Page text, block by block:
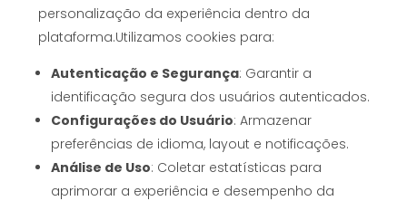
personalização da experiência dentro da
plataforma.Utilizamos cookies para:
Autenticação e Segurança: Garantir a
identificação segura dos usuários autenticados.
Configurações do Usuário: Armazenar
preferências de idioma, layout e notificações.
Análise de Uso: Coletar estatísticas para
aprimorar a experiência e desempenho da